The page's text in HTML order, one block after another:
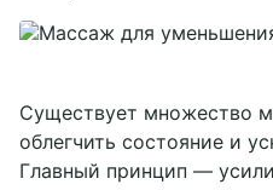
Существует множество
облегчить состояние и
Главный принцип —